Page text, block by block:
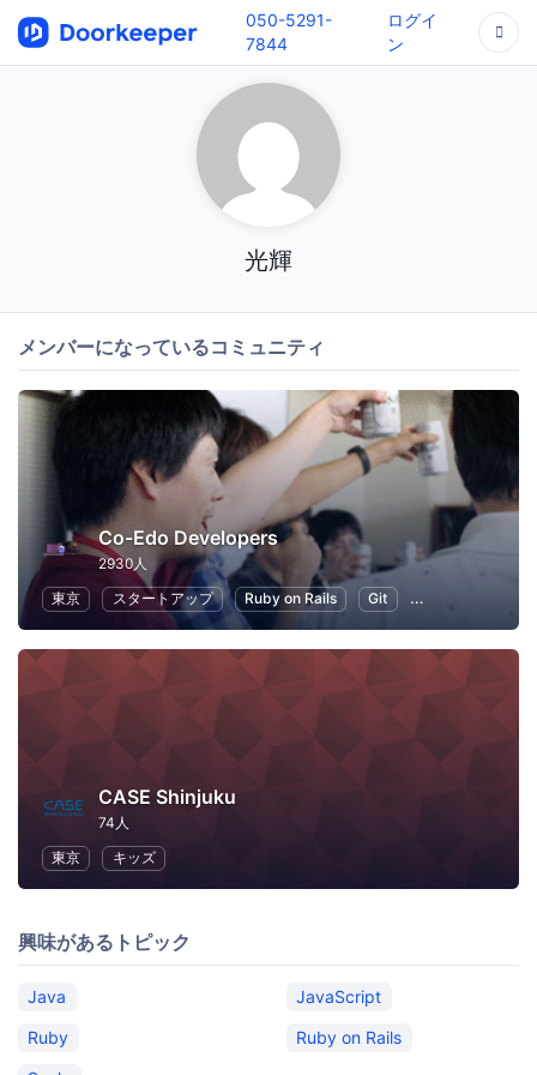
050-5291-
7844
ログイ
ン
光輝
メンバーになっているコミュニティ
Co-Edo Developers
2930人
東京
スタートアップ Ruby on Rails Git プログラミング
CASE Shinjuku
74人
東京
キッズ
興味があるトピック
Java
JavaScript
Ruby
Ruby on Rails